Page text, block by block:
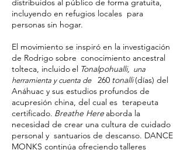
distribuidos al público de forma gratuita,
incluyendo en refugios locales para
personas sin hogar.
El movimiento se inspiró en la investigación
de Rodrigo sobre conocimiento ancestral
tolteca, incluidoel Tonalpohualli, una
herramienta y cuenta de
260 tonalli(días) del
Anáhuac y sus estudios profundos de
acupresión china, del cual es terapeuta
certificado. Breathe Here aborda la
necesidad de crear una cultura de cuidado
personal y santuarios de descanso. DANCE
MONKS continúa ofreciendotalleres